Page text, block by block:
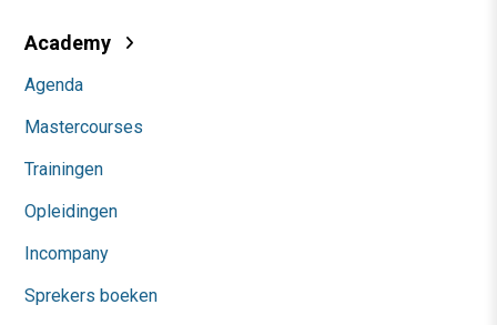
Academy
Agenda
Mastercourses
Trainingen
Opleidingen
Incompany
Sprekers boeken